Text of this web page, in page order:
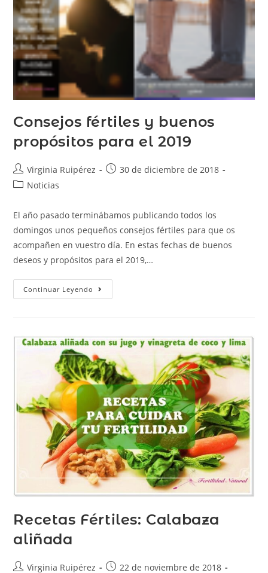
Consejos fértiles y buenos
propósitos para el 2019
Virginia Ruipérez
30 de diciembre de 2018
Noticias
El año pasado terminábamos publicando todos los
domingos unos pequeños consejos fértiles para que os
acompañen en vuestro día. En estas fechas de buenos
deseos y propósitos para el 2019,…
Continuar Leyendo
Recetas Fértiles: Calabaza
aliñada
Virginia Ruipérez 22 de noviembre de 2018